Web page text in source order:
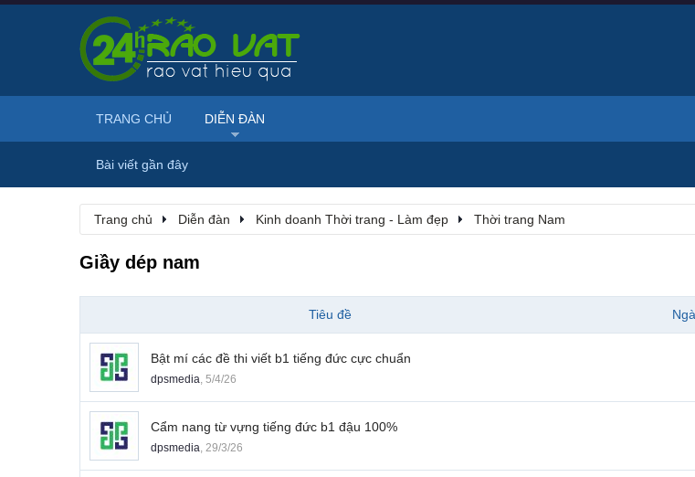
Trang chủ Diễn đàn Kinh doanh Thời trang - Làm đẹp Thời trang Nam
Giầy dép nam
Tiêu đề
Bật mí các đề thi viết b1 tiếng đức cực chuẩn
dpsmedia, 5/4/26
Cẩm nang từ vựng tiếng đức b1 đậu 100%
dpsmedia, 29/3/26
TRANG CHỦ DIỄN ĐÀN
Bài viết gần đây